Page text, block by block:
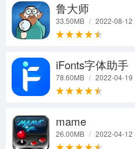
鲁大师
33.50MB / 2022-08-12
iFonts字体助手
78.60MB / 2022-04-19
mame
26.00MB / 2022-04-12